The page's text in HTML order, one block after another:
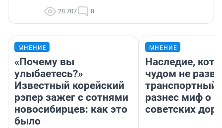
28 707 8
МНЕНИЕ
«Почему вы
улыбаетесь?»
Известный корейский
рэпер зажег с сотнями
новосибирцев: как это
было
МНЕНИЕ
Наследие,
чудом не
транспортный
разнес миф о
советских